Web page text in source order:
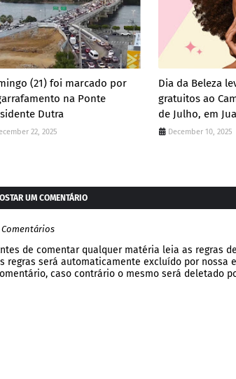
(21) foi marcado por
na Ponte
Dutra
22, 2025
Dia da Beleza
gratuitos ao
de Julho, em
December 10, 2025
UM COMENTÁRIO
Comentários
de comentar qualquer matéria leia as regras
regras será automaticamente excluído por nossa
caso contrário o mesmo será deletado